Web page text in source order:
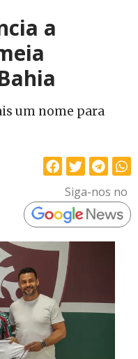
a
um nome para
Siga-nos no